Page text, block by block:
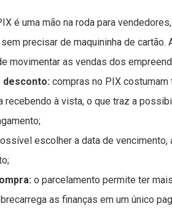
é uma mão na roda para
precisar de maquininha de
movimentar as vendas dos
desconto: compras no PIX
recebendo à vista, o que traz a
escolher a data de
o parcelamento permite ter
as finanças em um único